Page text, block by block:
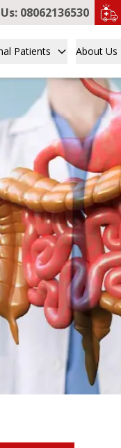
08062136530
Patients About Us